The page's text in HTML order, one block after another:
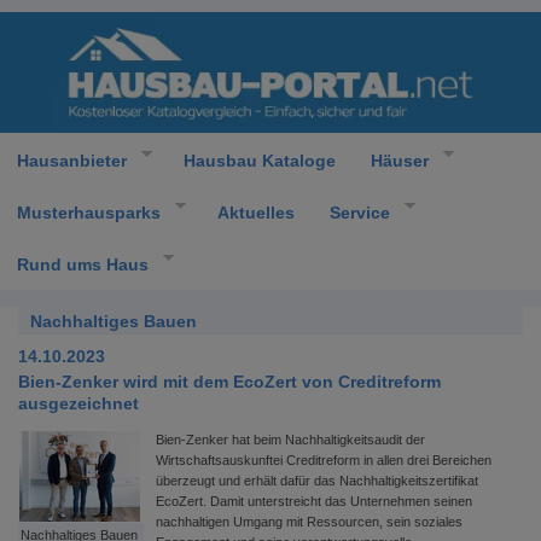
Hausanbieter Hausbau Kataloge Häuser
Musterhausparks Aktuelles Service
Rund ums Haus
Nachhaltiges Bauen
14.10.2023
Bien-Zenker wird mit dem EcoZert von Creditreform
ausgezeichnet
Nachhaltiges Bauen
Bien-Zenker hat beim Nachhaltigkeitsaudit der
Wirtschaftsauskunftei Creditreform in allen drei Bereichen
überzeugt und erhält dafür das Nachhaltigkeitszertifikat
EcoZert. Damit unterstreicht das Unternehmen seinen
nachhaltigen Umgang mit Ressourcen, sein soziales